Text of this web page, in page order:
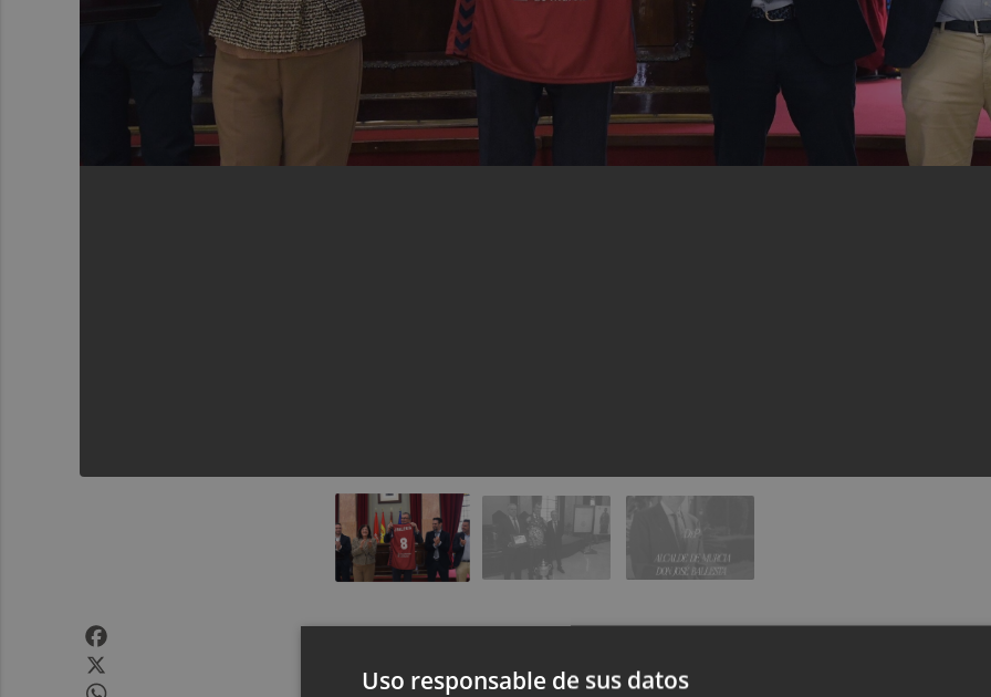
Uso responsable de sus datos